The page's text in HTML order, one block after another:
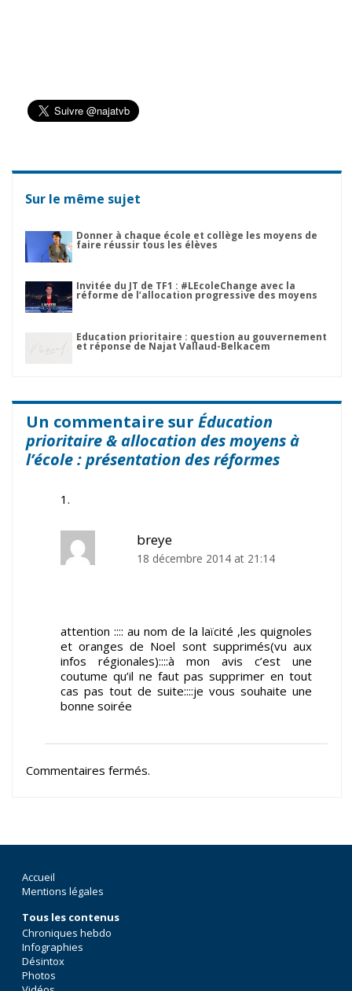
Sur le même sujet
Donner à chaque école et collège les moyens de
faire réussir tous les élèves
Invitée du JT de TF1 : #LEcoleChange avec la
réforme de l’allocation progressive des moyens
Education prioritaire : question au gouvernement
et réponse de Najat Vallaud-Belkacem
Un commentaire sur Éducation
prioritaire & allocation des moyens à
l’école : présentation des réformes
breye
18 décembre 2014 at 21:14
attention :::: au nom de la laïcité ,les quignoles
et oranges de Noel sont supprimés(vu aux
infos régionales)::::à mon avis c’est une
coutume qu’il ne faut pas supprimer en tout
cas pas tout de suite::::je vous souhaite une
bonne soirée
Commentaires fermés.
Accueil
Mentions légales
Tous les contenus
Chroniques hebdo
Infographies
Désintox
Photos